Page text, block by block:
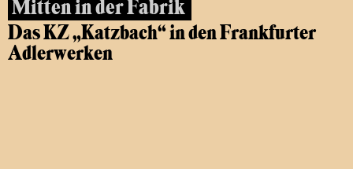
Mitten in der Fabrik
Das KZ „Katzbach“ in den Frankfurter
Adlerwerken